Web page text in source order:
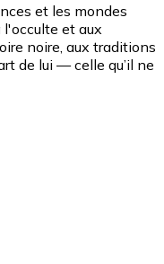
et les mondes
l'occulte et aux
noire, aux traditions
de lui — celle qu’il ne